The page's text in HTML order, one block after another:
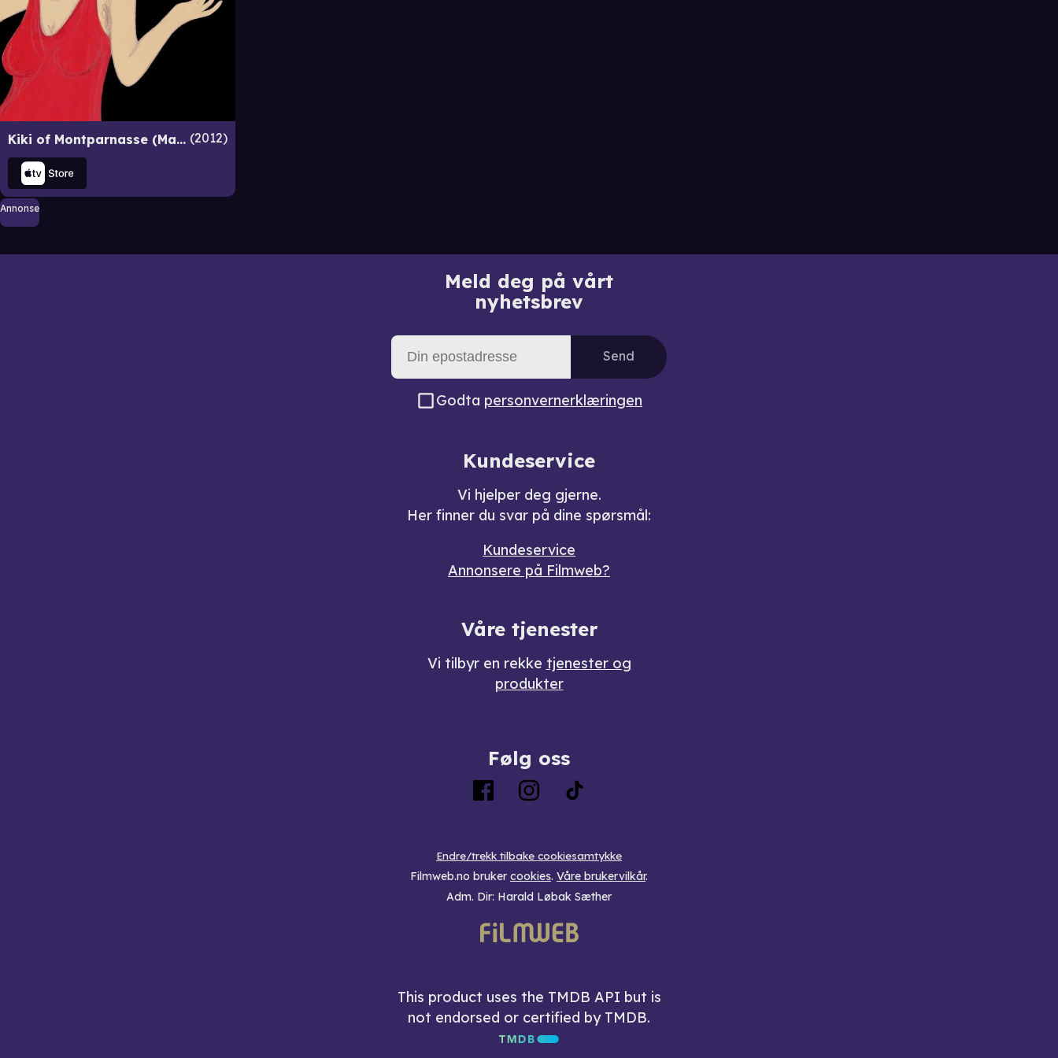
Kiki of Montparnasse (Mademoiselle Kiki et les Montparnos) 2012
Annonse
Meld deg på vårt
nyhetsbrev
Send
Godta personvernerklæringen
Kundeservice
Vi hjelper deg gjerne.
Her finner du svar på dine spørsmål:
Kundeservice
Annonsere på Filmweb?
Våre tjenester
Vi tilbyr en rekke tjenester og
produkter
Følg oss
Endre/trekk tilbake cookiesamtykke
Filmweb.no bruker cookies. Våre brukervilkår.
Adm. Dir: Harald Løbak Sæther
This product uses the TMDB API but is
not endorsed or certified by TMDB.